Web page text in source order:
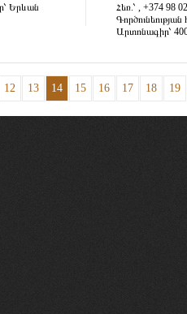
Երևան
Հեռ.՝ , +374 98
Արտոնագիր՝
12 13 14 15 16 17 18 19